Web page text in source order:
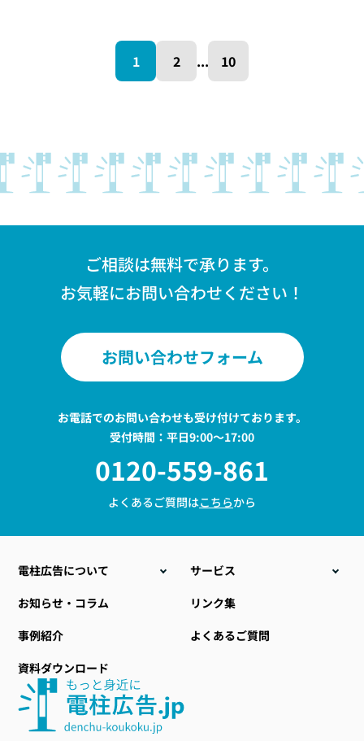
1 2 ... 10
ご相談は無料で承ります。
お気軽にお問い合わせください！
お問い合わせフォーム
お電話でのお問い合わせも受け付けております。
受付時間：平日9:00〜17:00
0120-559-861
よくあるご質問はこちらから
電柱広告について
こんな時こそ電柱広告
電柱広告のデザイン
提出までの流れ
おすすめ空き電柱情報
サービス
電柱位置情報データ販売
お知らせ・コラム
リンク集
事例紹介
よくあるご質問
資料ダウンロード